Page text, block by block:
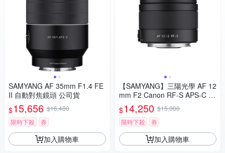
SAMYANG AF 35mm F1.4 FE
II 自動對焦鏡頭 公司貨
$15,656 $16,480
限時下殺
券
加入購物車
【SAMYANG】三陽光學 AF 12
mm F2 Canon RF-S APS-C 自
動對焦鏡頭 公司貨
$14,250 $15,000
限時下殺
券
加入購物車